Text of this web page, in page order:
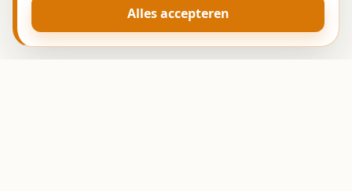
Alles accepteren